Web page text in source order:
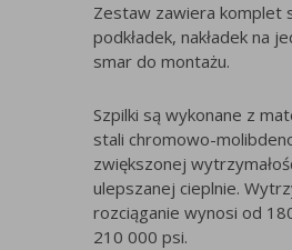
Zestaw zawiera komplet
podkładek, nakładek na
smar do montażu.
Szpilki są wykonane z
stali chromowo-
zwiększonej
ulepszanej cieplnie.
rozciąganie wynosi od
210 000 psi.